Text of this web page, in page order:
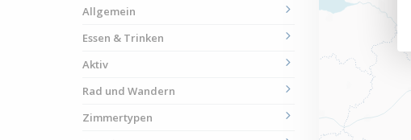
Allgemein
Essen & Trinken
Aktiv
Rad und Wandern
Zimmertypen